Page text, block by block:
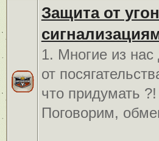
Защита от
1. Многие из нас
от
что придумать ?!
Поговорим,